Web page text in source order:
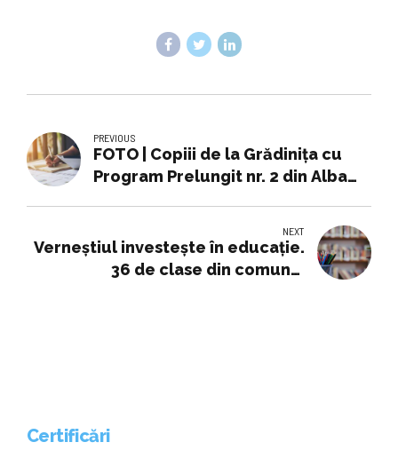
PREVIOUS
FOTO | Copiii de la Grădinița cu
Program Prelungit nr. 2 din Alba
educație rutieră predată de
polițiști
NEXT
Verneștiul investește în educație.
36 de clase din comună,
Certificări